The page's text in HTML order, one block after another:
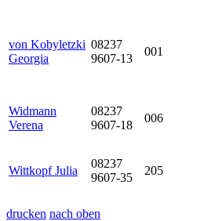
von Kobyletzki
Georgia
08237
9607-13
001
Widmann
Verena
08237
9607-18
006
Wittkopf Julia
08237
9607-35
205
drucken nach oben